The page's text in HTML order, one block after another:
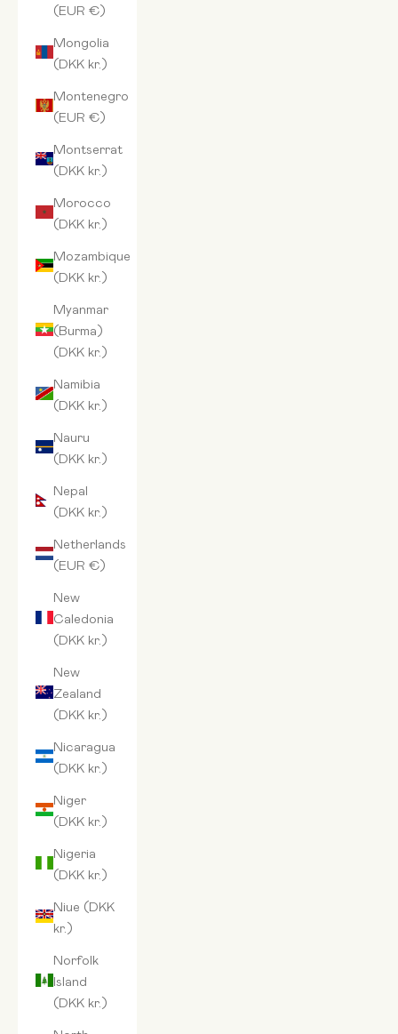
(EUR €)
Mongolia
(DKK kr.)
Montenegro
(EUR €)
Montserrat
(DKK kr.)
Morocco
(DKK kr.)
Mozambique
(DKK kr.)
Myanmar
(Burma)
(DKK kr.)
Namibia
(DKK kr.)
Nauru
(DKK kr.)
Nepal
(DKK kr.)
Netherlands
(EUR €)
New
Caledonia
(DKK kr.)
New
Zealand
(DKK kr.)
Nicaragua
(DKK kr.)
Niger
(DKK kr.)
Nigeria
(DKK kr.)
Niue (DKK
kr.)
Norfolk
Island
(DKK kr.)